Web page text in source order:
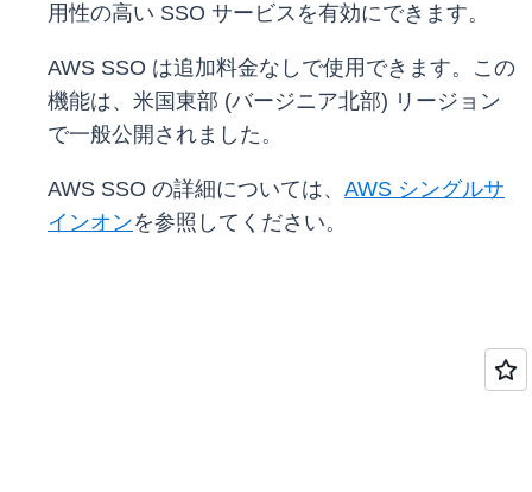
用性の高い SSO サービスを有効にできます。
AWS SSO は追加料金なしで使用できます。この
機能は、米国東部 (バージニア北部) リージョン
で一般公開されました。
AWS SSO の詳細については、 AWS シングルサ
インオンを参照してください。